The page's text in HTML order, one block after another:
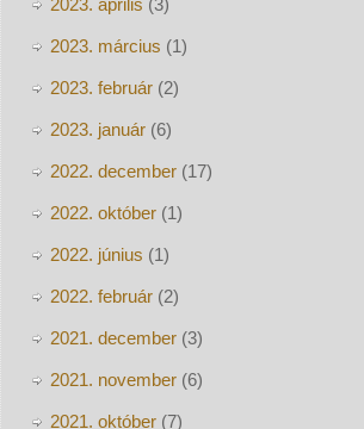
2023. április (3)
2023. március (1)
2023. február(2)
2023. január(6)
2022. december(17)
2022. október(1)
2022. június (1)
2022. február(2)
2021. december(3)
2021. november(6)
2021. október(7)